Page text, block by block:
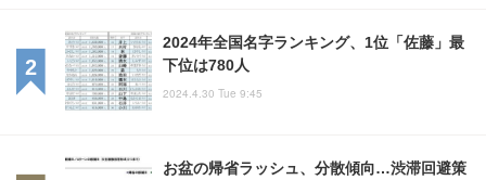
2024年全国名字ランキング、1位「佐藤」最
下位は780人
2024.4.30 Tue 9:45
お盆の帰省ラッシュ、分散傾向…渋滞回避策